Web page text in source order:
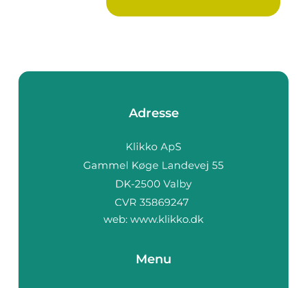
Adresse
web: www.klikko.dk
Menu